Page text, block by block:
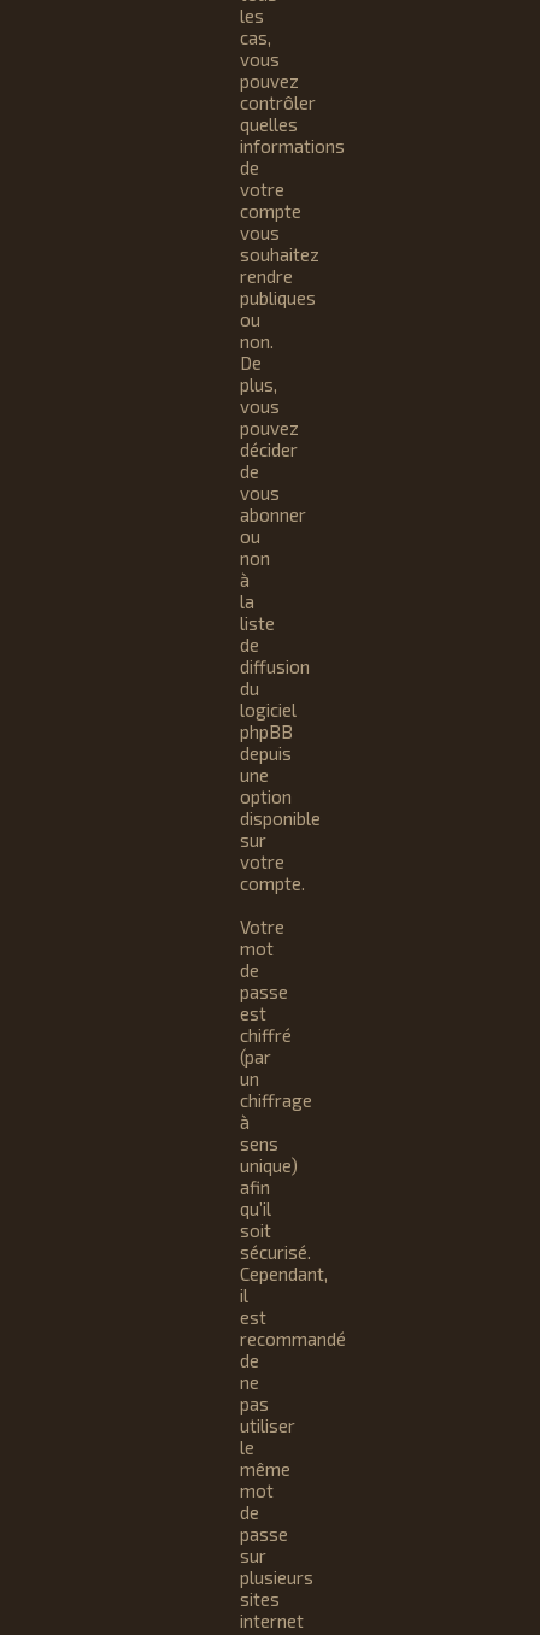
les
cas,
vous
pouvez
contrôler
quelles
informations
de
votre
compte
vous
souhaitez
rendre
publiques
ou
non.
De
plus,
vous
pouvez
décider
de
vous
abonner
ou
non
à
la
liste
de
diffusion
du
logiciel
phpBB
depuis
une
option
disponible
sur
votre
compte.
Votre
mot
de
passe
est
chiffré
(par
un
chiffrage
à
sens
unique)
afin
qu’il
soit
sécurisé.
Cependant,
il
est
recommandé
de
ne
pas
utiliser
le
même
mot
de
passe
sur
plusieurs
sites
internet